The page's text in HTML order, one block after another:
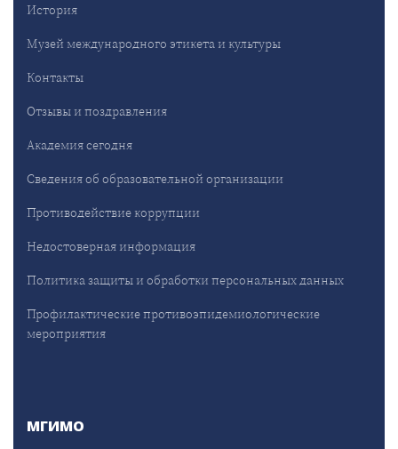
История
Музей международного этикета и культуры
Контакты
Отзывы и поздравления
Академия сегодня
Сведения об образовательной организации
Противодействие коррупции
Недостоверная информация
Политика защиты и обработки персональных данных
Профилактические противоэпидемиологические
мероприятия
МГИМО